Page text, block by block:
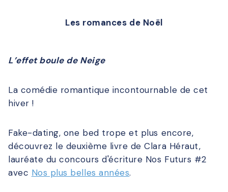
Les romances de Noël
L’effet boule de Neige
La comédie romantique incontournable de cet
hiver !
Fake-dating, one bed trope et plus encore,
découvrez le deuxième livre de Clara Héraut,
lauréate du concours d'écriture Nos Futurs #2
avec Nos plus belles années.